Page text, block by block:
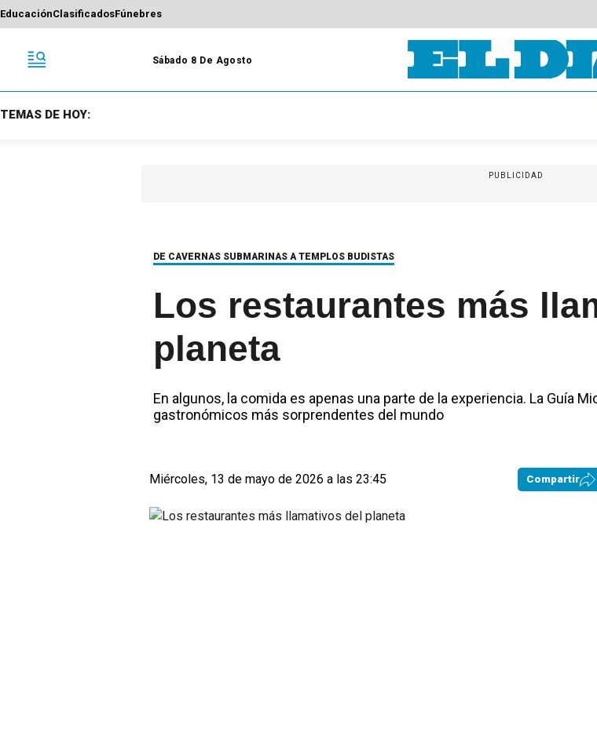
EducaciónClasificadosFúnebres
Sábado 8 De Agosto
TEMAS DE HOY:
PUBLICIDAD
DE CAVERNAS SUBMARINAS A TEMPLOS BUDISTAS
Los restaurantes más
planeta
En algunos, la comida es apenas una parte de la experiencia. La Guía
gastronómicos más sorprendentes del mundo
Miércoles, 13 de mayo de 2026 a las 23:45 Compartir